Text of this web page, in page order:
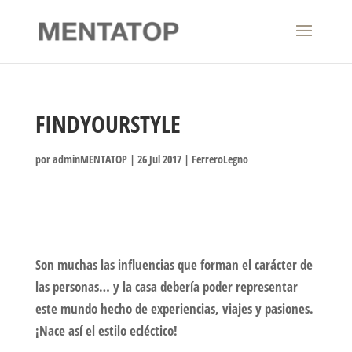
FINDYOURSTYLE
poradminMENTATOP| 26 Jul 2017| FerreroLegno
Son muchas las influencias que forman el carácter de
las personas… y la casa debería poder representar
este mundo hecho de experiencias, viajes y pasiones.
¡Nace así el estilo ecléctico!